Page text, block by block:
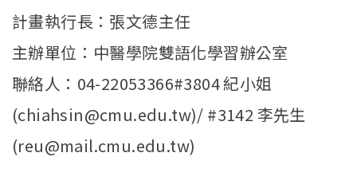
計畫執行長：張文德主任
主辦單位：中醫學院雙語化學習辦公室
聯絡人：04-22053366#3804 紀小姐
(chiahsin@cmu.edu.tw)/ #3142 李先生
(reu@mail.cmu.edu.tw)